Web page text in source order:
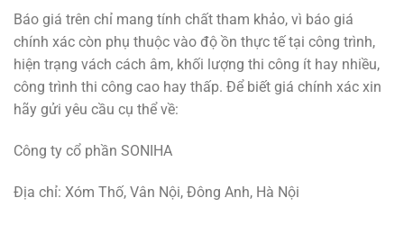
Báo giá trên chỉ mang tính chất tham khảo, vì báo giá
chính xác còn phụ thuộc vào độ ồn thực tế tại công trình,
hiện trạng vách cách âm, khối lượng thi công ít hay nhiều,
công trình thi công cao hay thấp. Để biết giá chính xác xin
hãy gửi yêu cầu cụ thể về:
Công ty cổ phần SONIHA
Địa chỉ: Xóm Thố, Vân Nội, Đông Anh, Hà Nội